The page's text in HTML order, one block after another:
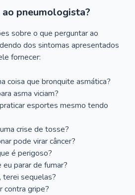
pneumologista?
sobre o que perguntar ao
dos sintomas apresentados
fornecer:
coisa que bronquite asmática?
asma viciam?
esportes mesmo tendo
crise de tosse?
pode virar câncer?
é perigoso?
parar de fumar?
sequelas?
contra gripe?